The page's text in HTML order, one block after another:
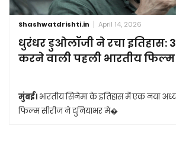
Shashwatdrishti.in April 14, 2026
धुरंधर डुओलॉजी ने रचा इतिहास:
करने वाली पहली भारतीय फिल्म
मुंबई। भारतीय सिनेमा के इतिहास में एक नया
फिल्म सीरीज ने दुनियाभर मे�